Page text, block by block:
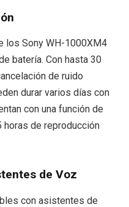
los Sony WH-1000XM4
batería. Con hasta 30
de ruido
durar varios días con
con una función de
horas de reproducción
de Voz
con asistentes de